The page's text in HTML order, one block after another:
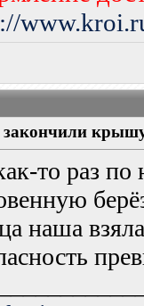
закончили
то раз по
наша